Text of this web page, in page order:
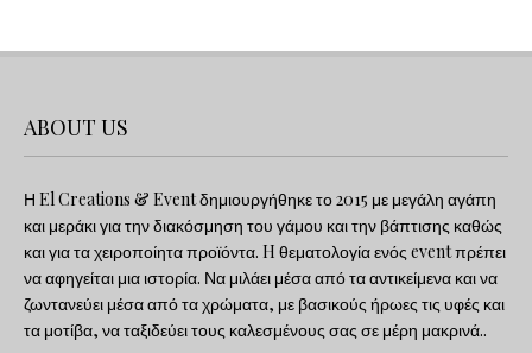
ABOUT US
Η El Creations & Event δημιουργήθηκε το 2015 με μεγάλη αγάπη
και μεράκι για την διακόσμηση του γάμου και την βάπτισης καθώς
και για τα χειροποίητα προϊόντα. H θεματολογία ενός event πρέπει
να αφηγείται μια ιστορία. Να μιλάει μέσα από τα αντικείμενα και να
ζωντανεύει μέσα από τα χρώματα, με βασικούς ήρωες τις υφές και
τα μοτίβα, να ταξιδεύει τους καλεσμένους σας σε μέρη μακρινά..